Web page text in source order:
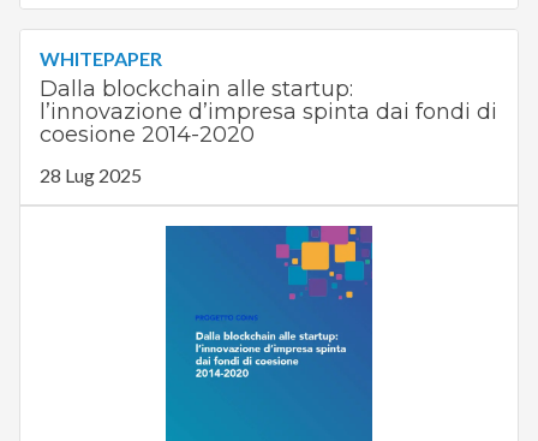
WHITEPAPER
Dalla blockchain alle startup:
l’innovazione d’impresa spinta dai fondi di
coesione 2014-2020
28 Lug 2025